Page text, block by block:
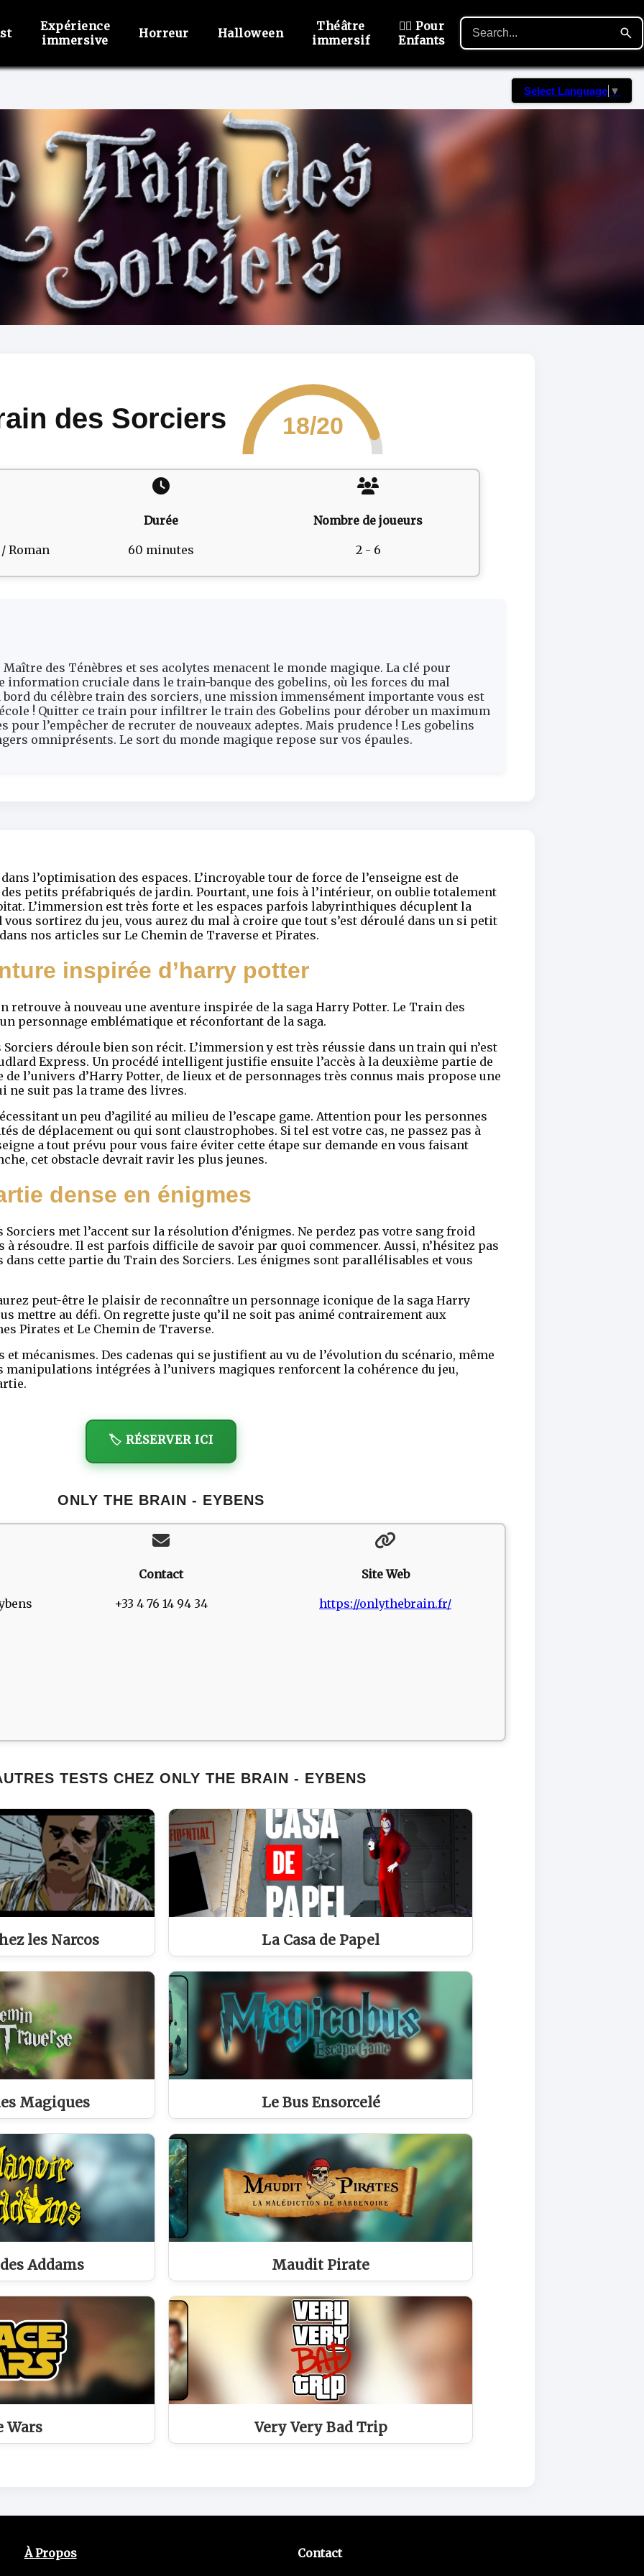
Expérience
immersive
Horreur Halloween
Théâtre
immersif
🙋‍♂️ Pour
Enfants
Select Language ▼
des Sorciers 18/20
Roman
Durée
60 minutes
Nombre de joueurs
2 - 6
des Ténèbres et ses acolytes menacent le monde magique. La clé pour
information cruciale dans le train-banque des gobelins, où les forces du mal
du célèbre train des sorciers, une mission immensément importante vous est
! Quitter ce train pour infiltrer le train des Gobelins pour dérober un maximum
pour l’empêcher de recruter de nouveaux adeptes. Mais prudence ! Les gobelins
omniprésents. Le sort du monde magique repose sur vos épaules.
l’optimisation des espaces. L’incroyable tour de force de l’enseigne est de
petits préfabriqués de jardin. Pourtant, une fois à l’intérieur, on oublie totalement
L’immersion est très forte et les espaces parfois labyrinthiques décuplent la
sortirez du jeu, vous aurez du mal à croire que tout s’est déroulé dans un si petit
nos articles sur Le Chemin de Traverse et Pirates.
inspirée d’harry potter
retrouve à nouveau une aventure inspirée de la saga Harry Potter. Le Train des
personnage emblématique et réconfortant de la saga.
déroule bien son récit. L’immersion y est très réussie dans un train qui n’est
Express. Un procédé intelligent justifie ensuite l’accès à la deuxième partie de
de l’univers d’Harry Potter, de lieux et de personnages très connus mais propose une
suit pas la trame des livres.
un peu d’agilité au milieu de l’escape game. Attention pour les personnes
de déplacement ou qui sont claustrophobes. Si tel est votre cas, ne passez pas à
a tout prévu pour vous faire éviter cette étape sur demande en vous faisant
cet obstacle devrait ravir les plus jeunes.
dense en énigmes
met l’accent sur la résolution d’énigmes. Ne perdez pas votre sang froid
résoudre. Il est parfois difficile de savoir par quoi commencer. Aussi, n’hésitez pas
cette partie du Train des Sorciers. Les énigmes sont parallélisables et vous
peut-être le plaisir de reconnaître un personnage iconique de la saga Harry
mettre au défi. On regrette juste qu’il ne soit pas animé contrairement aux
Pirates et Le Chemin de Traverse.
et mécanismes. Des cadenas qui se justifient au vu de l’évolution du scénario, même
manipulations intégrées à l’univers magiques renforcent la cohérence du jeu,
🏷️ RÉSERVER ICI
ONLY THE BRAIN - EYBENS
Contact
+33 4 76 14 94 34
Site Web
https://onlythebrain.fr/
TESTS CHEZ ONLY THE BRAIN - EYBENS
les Narcos La Casa de Papel
Magiques Le Bus Ensorcelé
Addams Maudit Pirate
Wars Very Very Bad Trip
À Propos Contact